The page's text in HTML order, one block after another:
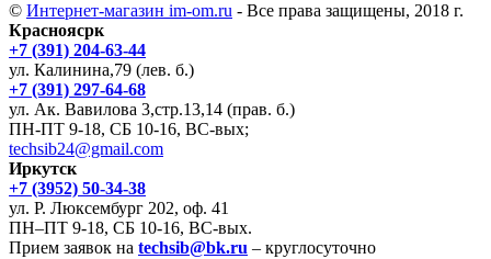
© Интернет-магазин im-om.ru - Все права защищены, 2018 г.
Красноясрк
+7 (391) 204-63-44
ул. Калинина,79 (лев. б.)
+7 (391) 297-64-68
ул. Ак. Вавилова 3,стр.13,14 (прав. б.)
ПН-ПТ 9-18, СБ 10-16, ВС-вых;
techsib24@gmail.com
Иркутск
+7 (3952) 50-34-38
ул. Р. Люксембург 202, оф. 41
ПН–ПТ 9-18, СБ 10-16, ВС-вых.
Прием заявок на techsib@bk.ru – круглосуточно